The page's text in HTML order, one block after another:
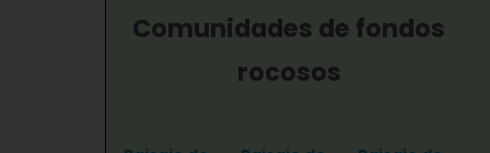
Comunidades de fondos
rocosos